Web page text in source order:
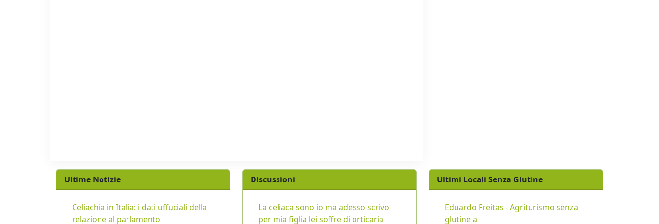
Ultime Notizie
Celiachia in Italia: i dati uffuciali della
relazione al parlamento
Discussioni
La celiaca sono io ma adesso scrivo
per mia figlia lei soffre di orticaria
Ultimi Locali Senza Glutine
Eduardo Freitas - Agriturismo senza
glutine a